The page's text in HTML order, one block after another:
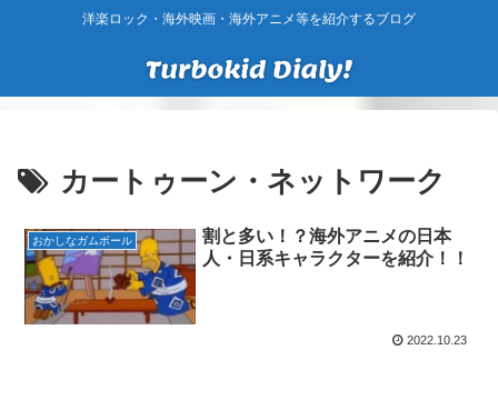
洋楽ロック・海外映画・海外アニメ等を紹介するブログ
カートゥーン・ネットワーク
おかしなガムボール
割と多い！？海外アニメの日本
人・日系キャラクターを紹介！！
2022.10.23